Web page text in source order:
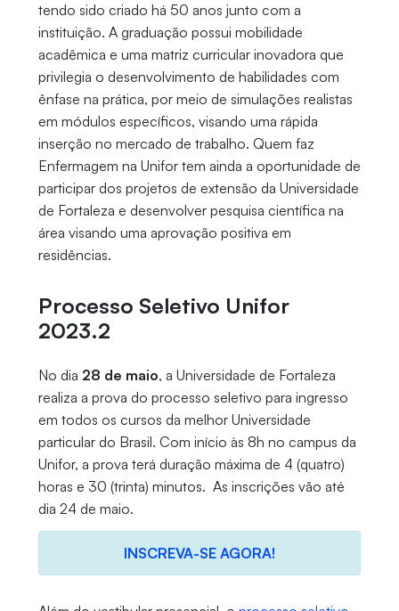
tendo sido criado há 50 anos junto com a
instituição. A graduação possui mobilidade
acadêmica e uma matriz curricular inovadora que
privilegia o desenvolvimento de habilidades com
ênfase na prática, por meio de simulações realistas
em módulos específicos, visando uma rápida
inserção no mercado de trabalho. Quem faz
Enfermagem na Unifor tem ainda a oportunidade de
participar dos projetos de extensão da Universidade
de Fortaleza e desenvolver pesquisa científica na
área visando uma aprovação positiva em
residências.
Processo Seletivo Unifor
2023.2
No dia 28 de maio, a Universidade de Fortaleza
realiza a prova do processo seletivo para ingresso
em todos os cursos da melhor Universidade
particular do Brasil. Com início às 8h no campus da
Unifor, a prova terá duração máxima de 4 (quatro)
horas e 30 (trinta) minutos. As inscrições vão até
dia 24 de maio.
INSCREVA-SE AGORA!